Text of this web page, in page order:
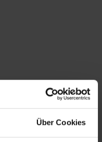
Über Cookies